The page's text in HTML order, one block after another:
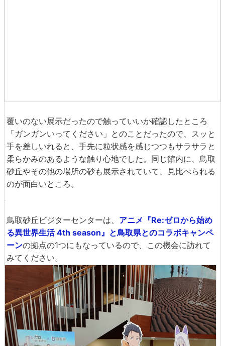
覆いのない展示だったので触っていいか確認したところ
「ガンガンいってください」とのことだったので、スッと
手を差しいれると、手先に粒状感を感じつつもサラサラと
柔らかみのあるような触り心地でした。同じ館内に、鳥取
砂丘やその他の場所の砂も展示されていて、見比べられる
のが面白いところ。
鳥取砂丘ビジターセンターは、 アニメ『Re:ゼロから始め
る異世界生活 4th season』と鳥取県とのコラボキャンペ
ーンの拠点の1つにもなっているので、この機会に訪れて
みてください。